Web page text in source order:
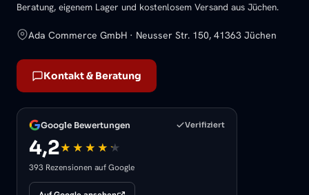
Beratung, eigenem Lager und kostenlosem Versand aus Jüchen.
Ada Commerce GmbH · Neusser Str. 150, 41363 Jüchen
Kontakt & Beratung
Google Bewertungen Verifiziert
4,2
393 Rezensionen auf Google